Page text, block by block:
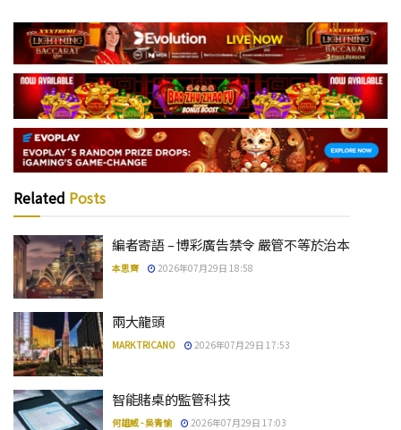
Related Posts
編者寄語 – 博彩廣告禁令 嚴管不等於治本
本思齊 2026年07月29日 18:58
兩大龍頭
MARK TRICANO 2026年07月29日 17:53
智能賭桌的監管科技
何雄威 - 吳青愉 2026年07月29日 17:03